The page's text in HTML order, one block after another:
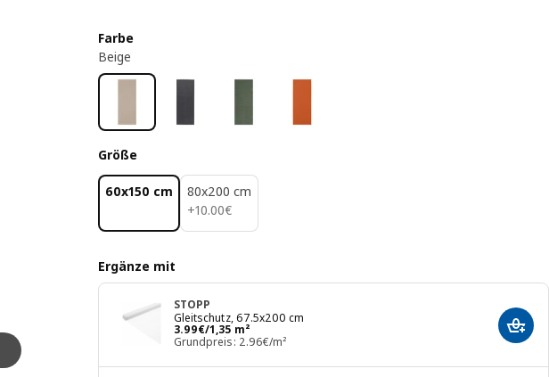
Farbe
Beige
Größe
60x150 cm
80x200 cm
+10.00€
10.00€
Ergänze mit
STOPP
Gleitschutz, 67.5x200 cm
3.99€/1,35 m²
Preis 3.99€/1,35 m²
Grundpreis: 2.96€/m²
In